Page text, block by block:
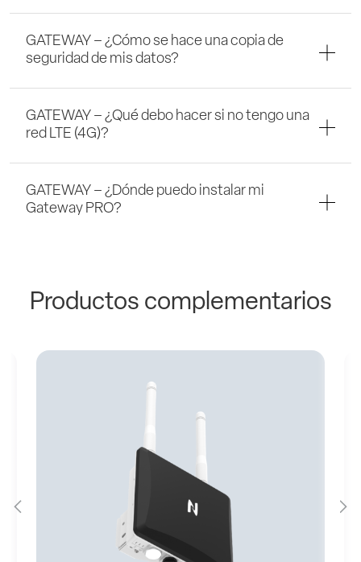
GATEWAY – ¿Cómo se hace una copia de
seguridad de mis datos?
GATEWAY – ¿Qué debo hacer si no tengo una
red LTE (4G)?
GATEWAY – ¿Dónde puedo instalar mi
Gateway PRO?
Productos complementarios